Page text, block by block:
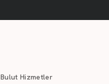
Bulut Hizmetler